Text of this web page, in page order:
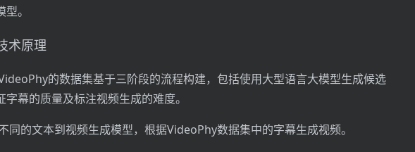
。
术原理
的数据集基于三阶段的流程构建，包括使用大型语言大模型生成候选
字幕的质量及标注视频生成的难度。
同的文本到视频生成模型，根据VideoPhy数据集中的字幕生成视频。